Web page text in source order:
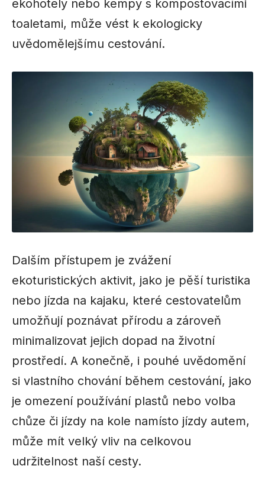
ekohotely nebo kempy s kompostovacími
toaletami, může vést k ekologicky
uvědomělejšímu cestování.
Dalším přístupem je zvážení
ekoturistických aktivit, jako je pěší turistika
nebo jízda na kajaku, které cestovatelům
umožňují poznávat přírodu a zároveň
minimalizovat jejich dopad na životní
prostředí. A konečně, i pouhé uvědomění
si vlastního chování během cestování, jako
je omezení používání plastů nebo volba
chůze či jízdy na kole namísto jízdy autem,
může mít velký vliv na celkovou
udržitelnost naší cesty.